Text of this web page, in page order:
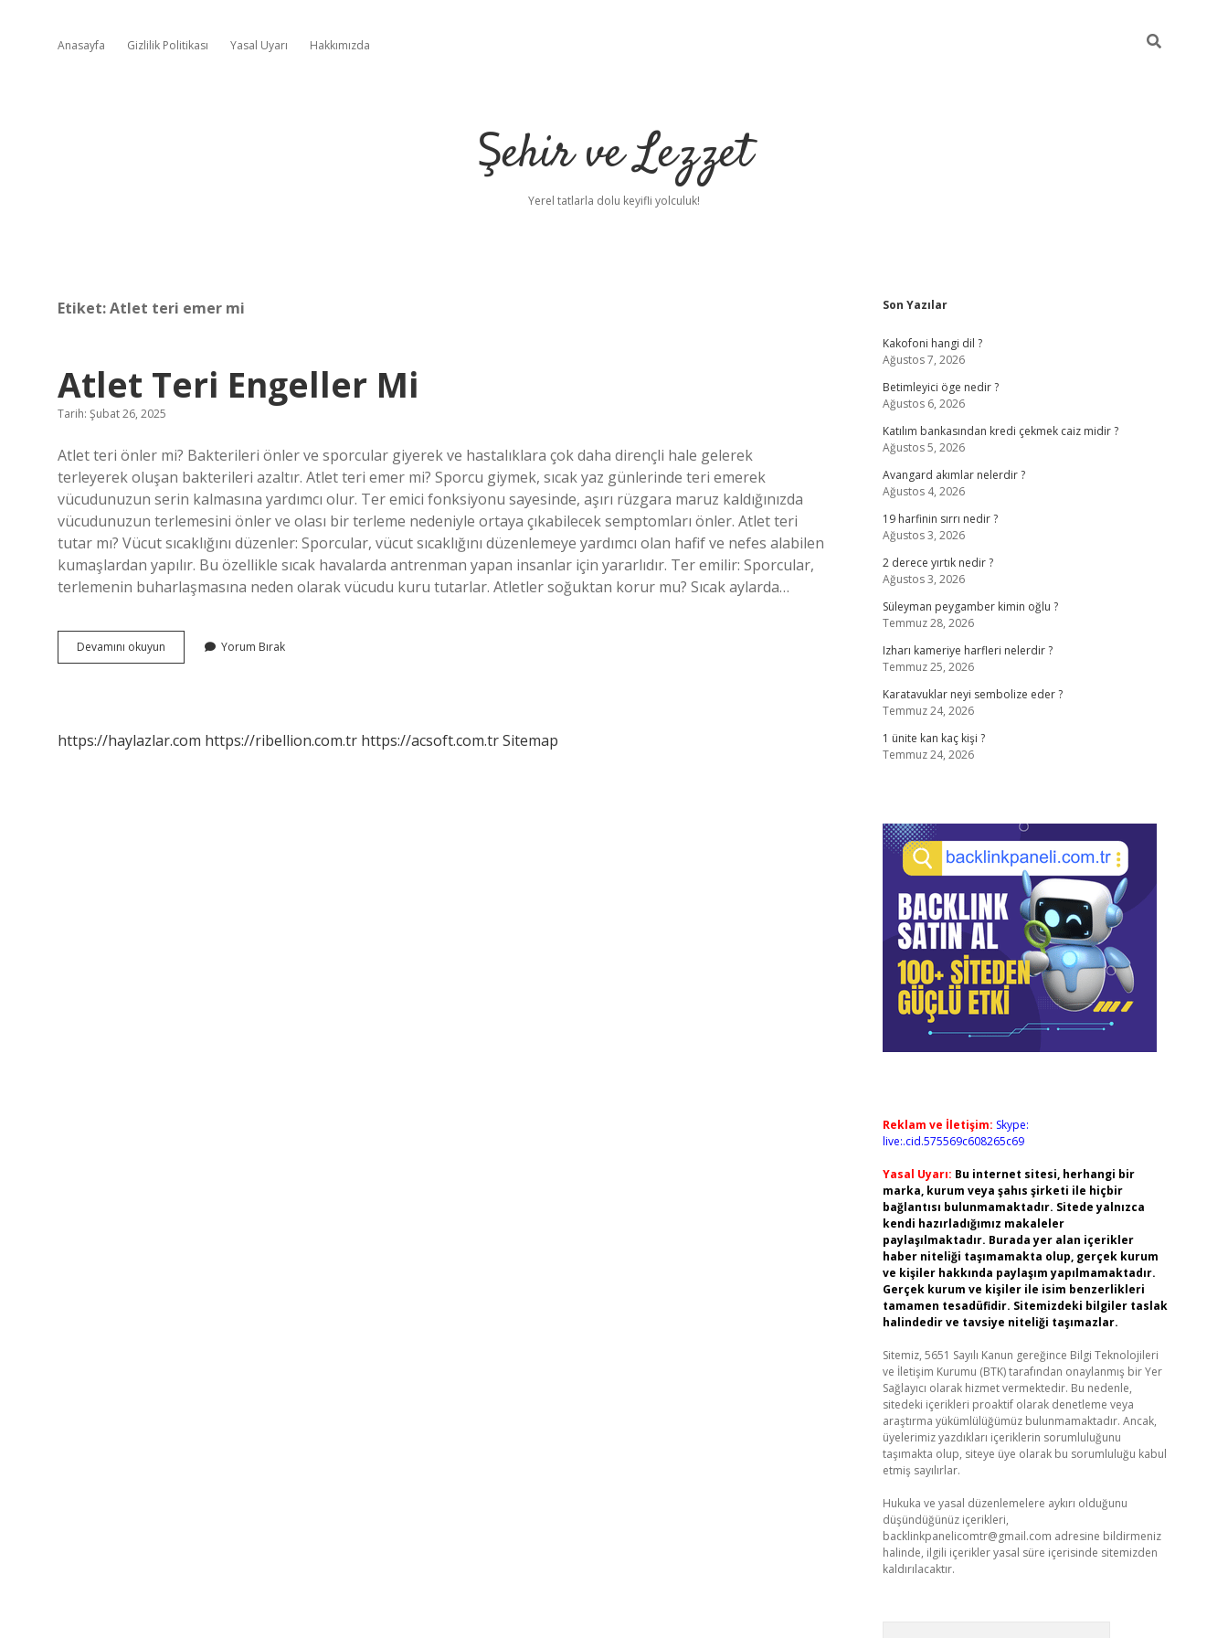
Anasayfa Gizlilik Politikası Yasal Uyarı Hakkımızda
Şehir ve Lezzet
Yerel tatlarla dolu keyifli yolculuk!
Etiket:Atlet teri emer mi
Atlet Teri Engeller Mi
Tarih: Şubat 26, 2025
Atlet teri önler mi? Bakterileri önler ve sporcular giyerek ve hastalıklara çok daha dirençli hale gelerek
terleyerek oluşan bakterileri azaltır. Atlet teri emer mi? Sporcu giymek, sıcak yaz günlerinde teri emerek
vücudunuzun serin kalmasına yardımcı olur. Ter emici fonksiyonu sayesinde, aşırı rüzgara maruz kaldığınızda
vücudunuzun terlemesini önler ve olası bir terleme nedeniyle ortaya çıkabilecek semptomları önler. Atlet teri
tutar mı? Vücut sıcaklığını düzenler: Sporcular, vücut sıcaklığını düzenlemeye yardımcı olan hafif ve nefes alabilen
kumaşlardan yapılır. Bu özellikle sıcak havalarda antrenman yapan insanlar için yararlıdır. Ter emilir: Sporcular,
terlemenin buharlaşmasına neden olarak vücudu kuru tutarlar. Atletler soğuktan korur mu? Sıcak aylarda…
Devamını okuyun
Teri
Yorum Bırak
https://haylazlar.com https://ribellion.com.tr https://acsoft.com.trSitemap
Sidebar
Son Yazılar
Kakofoni hangi dil ?
Ağustos 7, 2026
Betimleyici öge nedir ?
Ağustos 6, 2026
Katılım bankasından kredi çekmek caiz midir ?
Ağustos 5, 2026
Avangard akımlar nelerdir ?
Ağustos 4, 2026
19 harfinin sırrı nedir ?
Ağustos 3, 2026
2 derece yırtık nedir ?
Ağustos 3, 2026
Süleyman peygamber kimin oğlu ?
Temmuz 28, 2026
Izharı kameriye harfleri nelerdir ?
Temmuz 25, 2026
Karatavuklar neyi sembolize eder ?
Temmuz 24, 2026
1 ünite kan kaç kişi ?
Temmuz 24, 2026
Reklam ve İletişim: Skype:
live:.cid.575569c608265c69
Yasal Uyarı: Bu internet sitesi, herhangi bir
marka, kurum veya şahıs şirketi ile hiçbir
bağlantısı bulunmamaktadır. Sitede yalnızca
kendi hazırladığımız makaleler
paylaşılmaktadır. Burada yer alan içerikler
haber niteliği taşımamakta olup, gerçek kurum
ve kişiler hakkında paylaşım yapılmamaktadır.
Gerçek kurum ve kişiler ile isim benzerlikleri
tamamen tesadüfidir. Sitemizdeki bilgiler taslak
halindedir ve tavsiye niteliği taşımazlar.
Sitemiz, 5651 Sayılı Kanun gereğince Bilgi Teknolojileri
ve İletişim Kurumu (BTK) tarafından onaylanmış bir Yer
Sağlayıcı olarak hizmet vermektedir. Bu nedenle,
sitedeki içerikleri proaktif olarak denetleme veya
araştırma yükümlülüğümüz bulunmamaktadır. Ancak,
üyelerimiz yazdıkları içeriklerin sorumluluğunu
taşımakta olup, siteye üye olarak bu sorumluluğu kabul
etmiş sayılırlar.
Hukuka ve yasal düzenlemelere aykırı olduğunu
düşündüğünüz içerikleri,
backlinkpanelicomtr@gmail.com adresine bildirmeniz
halinde, ilgili içerikler yasal süre içerisinde sitemizden
kaldırılacaktır.